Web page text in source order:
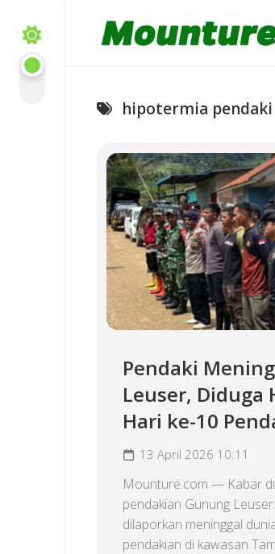
content
hipotermia pendaki
Pendaki
Leuser, Diduga
Hari ke-10
13 April 2026 10:11
Mounture.com — Kabar
pendakian Gunung
dilaporkan meninggal
pendakian di kawasan